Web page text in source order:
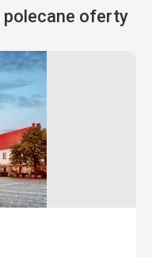
polecane oferty